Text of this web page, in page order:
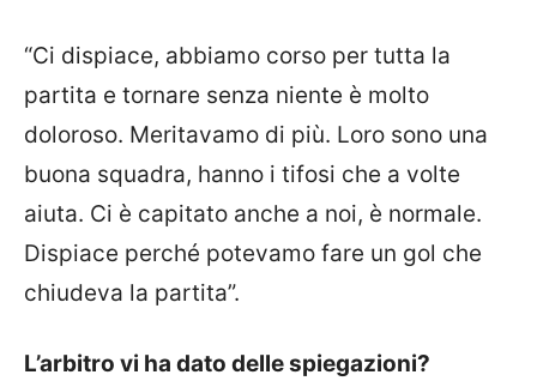
“Ci dispiace, abbiamo corso per tutta la
partita e tornare senza niente è molto
doloroso. Meritavamo di più. Loro sono una
buona squadra, hanno i tifosi che a volte
aiuta. Ci è capitato anche a noi, è normale.
Dispiace perché potevamo fare un gol che
chiudeva la partita”.
L’arbitro vi ha dato delle spiegazioni?